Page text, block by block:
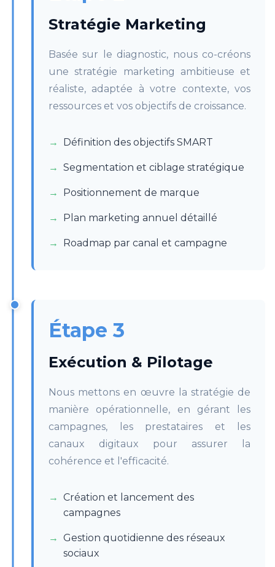
Stratégie Marketing
Basée sur le diagnostic, nous co-créons
une stratégie marketing ambitieuse et
réaliste, adaptée à votre contexte, vos
ressources et vos objectifs de croissance.
Définition des objectifs SMART
Segmentation et ciblage stratégique
Positionnement de marque
Plan marketing annuel détaillé
Roadmap par canal et campagne
Étape 3
Exécution & Pilotage
Nous mettons en œuvre la stratégie de
manière opérationnelle, en gérant les
campagnes, les prestataires et les
canaux digitaux pour assurer la
cohérence et l'efficacité.
Création et lancement des
campagnes
Gestion quotidienne des réseaux
sociaux